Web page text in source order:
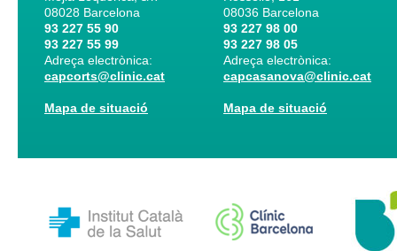
08028 Barcelona
93 227 55 90
93 227 55 99
Adreça electrònica:
capcorts@clinic.cat
Mapa de situació
08036 Barcelona
93 227 98 00
93 227 98 05
Adreça electrònica:
capcasanova@clinic.cat
Mapa de situació